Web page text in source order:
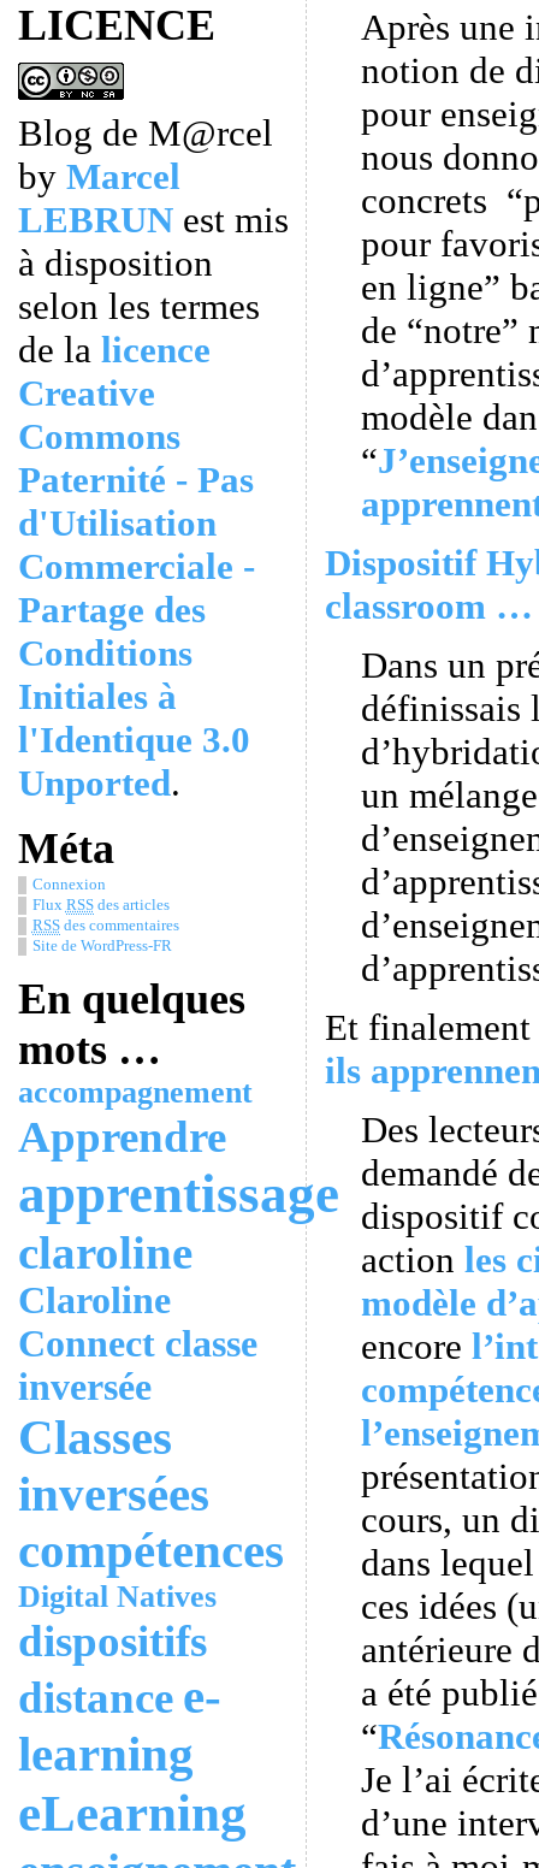
LICENCE
Blog de M@rcel
by Marcel
LEBRUNest mis
à disposition
selon les termes
de la licence
Creative
Commons
Paternité - Pas
d'Utilisation
Commerciale -
Partage des
Conditions
Initiales à
l'Identique 3.0
Unported.
Méta
Connexion
Flux RSSdes articles
RSSdes commentaires
Site de WordPress-FR
En quelques
mots …
accompagnement
Apprendre
apprentissage
claroline
Claroline
Connect classe
inversée
Classes
inversées
compétences
Digital Natives
dispositifs
distance e-
learning
eLearning
Après une
notion de
pour
nous
concrets
pour
en ligne”
de “notre”
modèle
“
Dispositif
classroom …
Dans un
définissais
un
Et
ils
Des
demandé
dispositif
action les
modèle
encore
cours, un
dans
ces idées
antérieure
a été
“
Je l’ai
d’une